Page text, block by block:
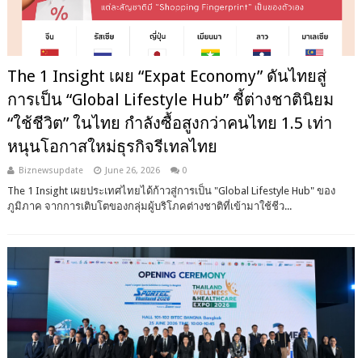
The 1 Insight เผย “Expat Economy” ดันไทยสู่
การเป็น “Global Lifestyle Hub” ชี้ต่างชาตินิยม
“ใช้ชีวิต” ในไทย กำลังซื้อสูงกว่าคนไทย 1.5 เท่า
หนุนโอกาสใหม่ธุรกิจรีเทลไทย
Biznewsupdate June 26, 2026 0
The 1 Insight เผยประเทศไทยได้ก้าวสู่การเป็น "Global Lifestyle Hub" ของ
ภูมิภาค จากการเติบโตของกลุ่มผู้บริโภคต่างชาติที่เข้ามาใช้ชีว...